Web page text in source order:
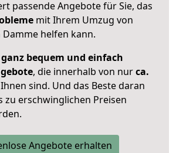
passende Angebote für Sie, das
mit Ihrem Umzug von
helfen kann.
ganz bequem und einfach
, die innerhalb von nurca.
sind. Und das Beste daran
zu erschwinglichen Preisen
Angebote erhalten